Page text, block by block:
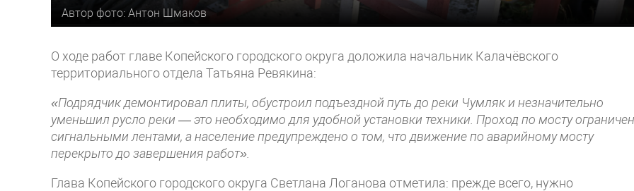
Автор фото: Антон Шмаков
О ходе работ главе Копейского городского округа доложила начальник Калачёвского
территориального отдела Татьяна Ревякина:
«Подрядчик демонтировал плиты, обустроил подъездной путь до реки Чумляк и незначительно
уменьшил русло реки — это необходимо для удобной установки техники. Проход по мосту ограничен
сигнальными лентами, а население предупреждено о том, что движение по аварийному мосту
перекрыто до завершения работ».
Глава Копейского городского округа Светлана Логанова отметила: прежде всего, нужно